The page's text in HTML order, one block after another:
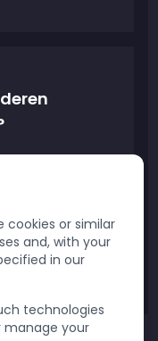
Blog
cookies or similar
and, with your
in our
technologies
manage your